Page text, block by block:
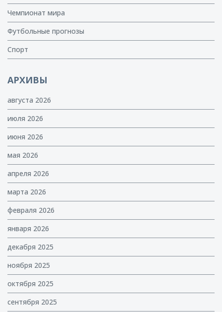
Чемпионат мира
Футбольные прогнозы
Спорт
АРХИВЫ
августа 2026
июля 2026
июня 2026
мая 2026
апреля 2026
марта 2026
февраля 2026
января 2026
декабря 2025
ноября 2025
октября 2025
сентября 2025